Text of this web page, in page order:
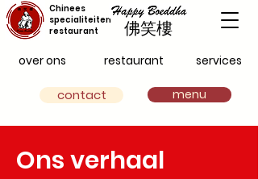
Elke dag geopend van 16:00 - 20:00 uur
over ons restaurant services
contact menu
Chinees
specialiteiten
restaurant
佛笑樓
Ons verhaal